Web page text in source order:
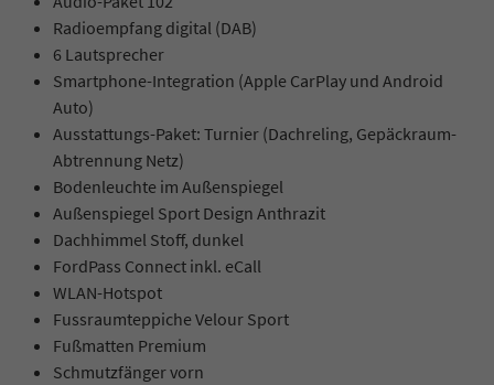
Radioempfang digital (DAB)
6 Lautsprecher
Smartphone-Integration (Apple CarPlay und Android
Auto)
Ausstattungs-Paket: Turnier (Dachreling, Gepäckraum-
Abtrennung Netz)
Bodenleuchte im Außenspiegel
Außenspiegel Sport Design Anthrazit
Dachhimmel Stoff, dunkel
FordPass Connect inkl. eCall
WLAN-Hotspot
Fussraumteppiche Velour Sport
Fußmatten Premium
Schmutzfänger vorn